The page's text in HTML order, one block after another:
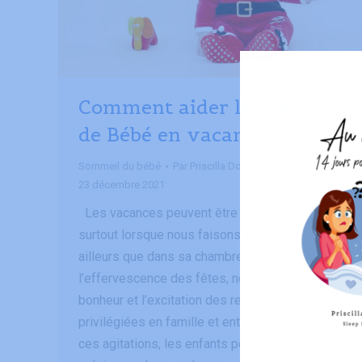
Comment aider le sommeil
de Bébé en vacances ?
Sommeil du bébé Par Priscilla Domicent
23 décembre 2021
Les vacances peuvent être un peu folles,
surtout lorsque nous faisons dormir Bébé
ailleurs que dans sa chambre. Avec
l’effervescence des fêtes, nous ressentons le
bonheur et l’excitation des retrouvailles
privilégiées en famille et entre amis. Mais avec
ces agitations, les enfants peuvent perdre de